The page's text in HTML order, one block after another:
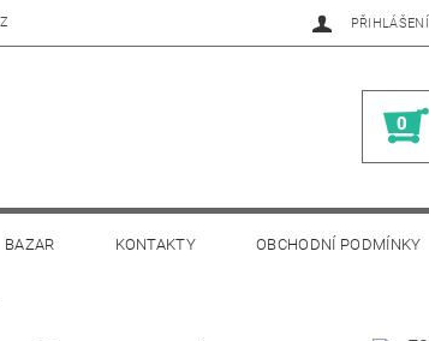
PŘIHLÁŠENÍ
0
BAZAR KONTAKTY OBCHODNÍ PODMÍNKY